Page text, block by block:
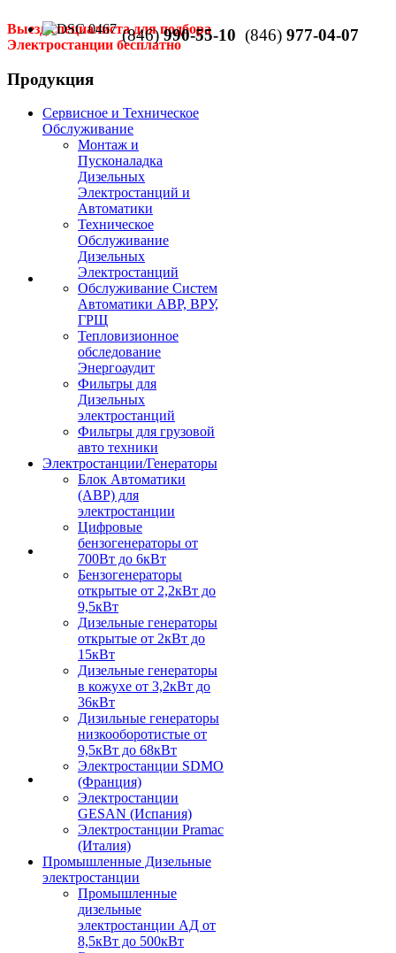
(846)990-55-10 (846) 977-04-07
Выезд специалиста для подбора
Электростанции бесплатно
Продукция
Сервисное и Техническое
Обслуживание
Монтаж и
Пусконаладка
Дизельных
Электростанций и
Автоматики
Техническое
Обслуживание
Дизельных
Электростанций
Обслуживание Систем
Автоматики АВР, ВРУ,
ГРЩ
Тепловизионное
обследование
Энергоаудит
Фильтры для
Дизельных
электростанций
Фильтры для грузовой
авто техники
Электростанции/Генераторы
Блок Автоматики
(АВР) для
электростанции
Цифровые
бензогенераторы от
700Вт до 6кВт
Бензогенераторы
открытые от 2,2кВт до
9,5кВт
Дизельные генераторы
открытые от 2кВт до
15кВт
Дизельные генераторы
в кожухе от 3,2кВт до
36кВт
Дизильные генераторы
низкооборотистые от
9,5кВт до 68кВт
Электростанции SDMO
(Франция)
Электростанции
GESAN (Испания)
Электростанции Pramac
(Италия)
Промышленные Дизельные
электростанции
Промышленные
дизельные
электростанции АД от
8,5кВт до 500кВт